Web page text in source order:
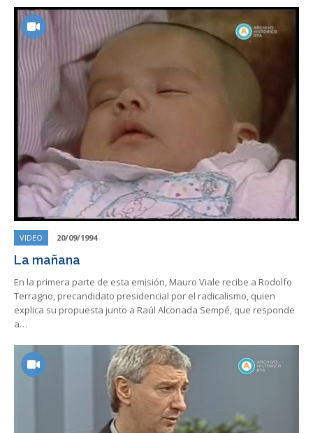
VIDEO 20/09/1994
La mañana
En la primera parte de esta emisión, Mauro Viale recibe a Rodolfo
Terragno, precandidato presidencial por el radicalismo, quien
explica su propuesta junto a Raúl Alconada Sempé, que responde
a…